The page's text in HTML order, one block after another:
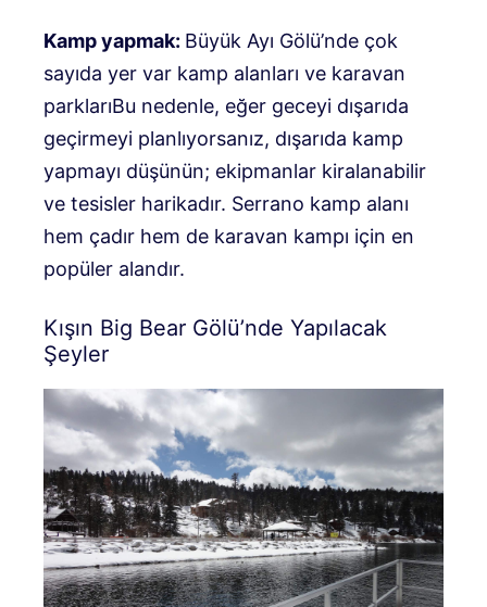
Kamp yapmak: Büyük Ayı Gölü’nde çok
sayıda yer var kamp alanları ve karavan
parklarıBu nedenle, eğer geceyi dışarıda
geçirmeyi planlıyorsanız, dışarıda kamp
yapmayı düşünün; ekipmanlar kiralanabilir
ve tesisler harikadır. Serrano kamp alanı
hem çadır hem de karavan kampı için en
popüler alandır.
Kışın Big Bear Gölü’nde Yapılacak
Şeyler